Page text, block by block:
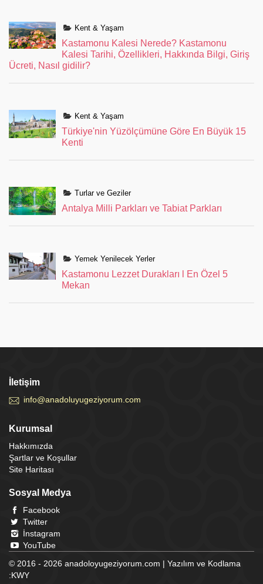
Kent & Yaşam
Kastamonu Kalesi Nerede? Kastamonu
Kalesi Tarihi, Özellikleri, Hakkında Bilgi, Giriş
Ücreti, Nasıl gidilir?
Kent & Yaşam
Türkiye'nin Yüzölçümüne Göre En Büyük 15
Kenti
Turlar ve Geziler
Antalya Milli Parkları ve Tabiat Parkları
Yemek Yenilecek Yerler
Kastamonu Lezzet Durakları l En Özel 5
Mekan
İletişim
info@anadoluyugeziyorum.com
Kurumsal
Hakkımızda
Şartlar ve Koşullar
Site Haritası
Sosyal Medya
Facebook
Twitter
İnstagram
YouTube
© 2016 - 2026 anadoloyugeziyorum.com | Yazılım ve Kodlama
:KWY